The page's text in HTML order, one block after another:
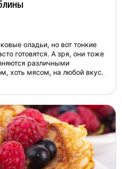
оладьи, но вот тонкие
готовятся. А зря, они тоже
различными
хоть мясом, на любой вкус.